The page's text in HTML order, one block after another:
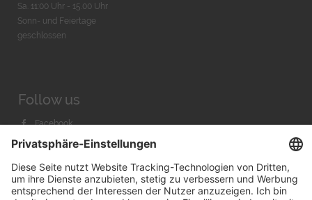
Sa. 11:00 Uhr - 15.00 Uhr
Sonn- und Feiertage
geschlossen
Follow us
Facebook
Instagram
Youtube